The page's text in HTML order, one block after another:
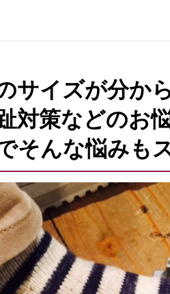
のサイズが分
対策などのお
そんな悩みも